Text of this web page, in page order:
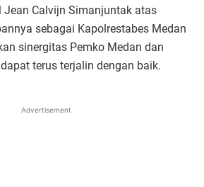
Jean Calvijn Simanjuntak atas
sebagai Kapolrestabes Medan
sinergitas Pemko Medan dan
terus terjalin dengan baik.
Advertisement